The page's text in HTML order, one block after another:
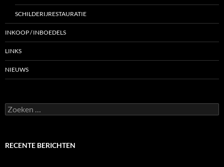
SCHILDERIJRESTAURATIE
INKOOP / INBOEDELS
LINKS
NIEUWS
Zoeken
naar:
RECENTE BERICHTEN